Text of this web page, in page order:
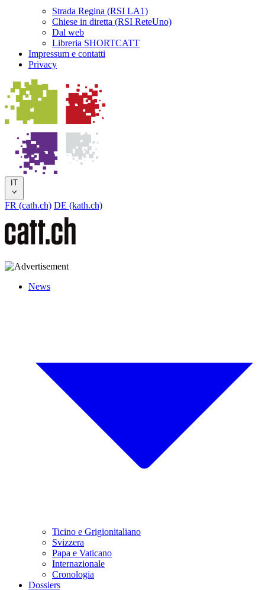
Strada Regina (RSI LA1)
Chiese in diretta (RSI ReteUno)
Dal web
Libreria SHORTCATT
Impressum e contatti
Privacy
IT
FR (cath.ch) DE (kath.ch)
News
Ticino e Grigionitaliano
Svizzera
Papa e Vaticano
Internazionale
Cronologia
Dossiers